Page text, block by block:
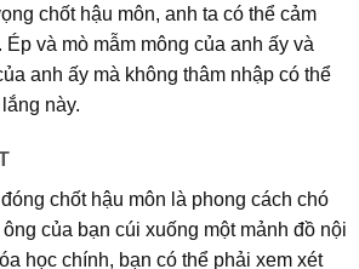
chốt hậu môn, anh ta có thể cảm
và mò mẫm mông của anh ấy và
anh ấy mà không thâm nhập có thể
này.
chốt hậu môn là phong cách chó
của bạn cúi xuống một mảnh đồ nội
học chính, bạn có thể phải xem xét